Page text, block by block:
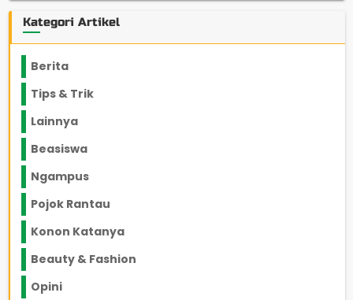
Kategori Artikel
Berita
Tips & Trik
Lainnya
Beasiswa
Ngampus
Pojok Rantau
Konon Katanya
Beauty & Fashion
Opini